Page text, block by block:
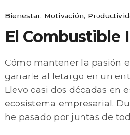
Bienestar, Motivación,
El Combustible
Cómo mantener la pasión
ganarle al letargo en un
Llevo casi dos décadas en
ecosistema empresarial.
he pasado por juntas de